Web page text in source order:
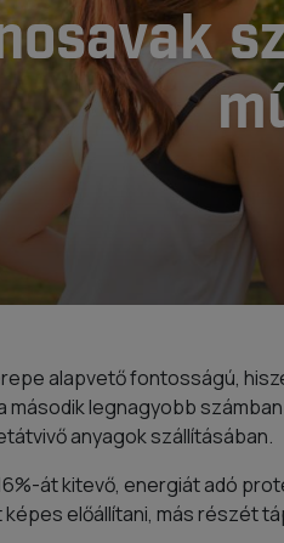
alapvető fontosságú,
második legnagyobb
anyagok szállításában.
át kitevő, energiát adó
előállítani, más részét